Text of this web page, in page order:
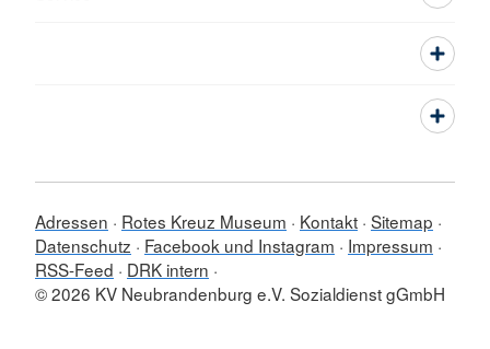
Adressen Rotes Kreuz Museum Kontakt Sitemap
Datenschutz
Facebook und Instagram
Impressum
RSS-Feed
DRK intern
© 2026 KV Neubrandenburg e.V. Sozialdienst gGmbH